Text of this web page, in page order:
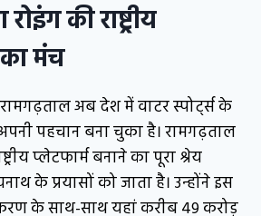
की राष्ट्रीय
मंच
अब देश में वाटर स्पोर्ट्स के
पहचान बना चुका है। रामगढ़ताल
प्लेटफार्म बनाने का पूरा श्रेय
के प्रयासों को जाता है। उन्होंने इस
के साथ-साथ यहां करीब 49 करोड़